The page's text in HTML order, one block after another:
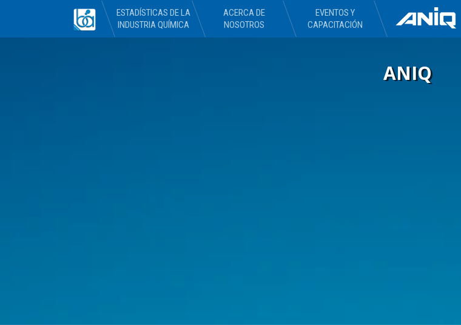
ESTADÍSTICAS DE LA
INDUSTRIA QUÍMICA
ACERCA DE
NOSOTROS
EVENTOS Y
CAPACITACIÓN
ANIQ